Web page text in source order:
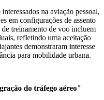
​​na aviação pessoal,
em configurações de assento
treinamento de voo incluem
refletindo uma aceitação
demonstraram interesse
para mobilidade urbana.
do tráfego aéreo"